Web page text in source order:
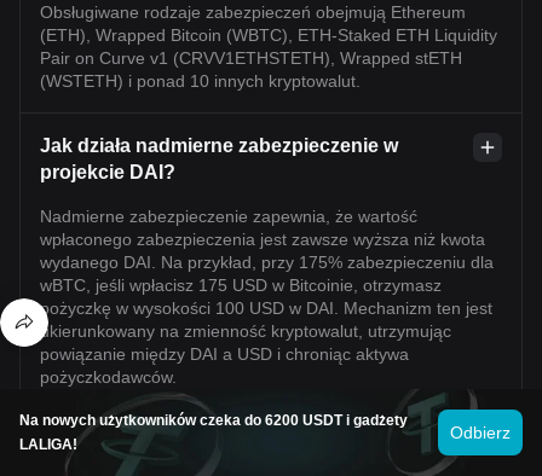
Obsługiwane rodzaje zabezpieczeń obejmują Ethereum
(ETH), Wrapped Bitcoin (WBTC), ETH-Staked ETH Liquidity
Pair on Curve v1 (CRVV1ETHSTETH), Wrapped stETH
(WSTETH) i ponad 10 innych kryptowalut.
Jak działa nadmierne zabezpieczenie w
projekcie DAI?
Nadmierne zabezpieczenie zapewnia, że wartość
wpłaconego zabezpieczenia jest zawsze wyższa niż kwota
wydanego DAI. Na przykład, przy 175% zabezpieczeniu dla
wBTC, jeśli wpłacisz 175 USD w Bitcoinie, otrzymasz
pożyczkę w wysokości 100 USD w DAI. Mechanizm ten jest
ukierunkowany na zmienność kryptowalut, utrzymując
powiązanie między DAI a USD i chroniąc aktywa
pożyczkodawców.
Czy DAI jest bezpieczną inwestycją?
Na nowych użytkowników czeka do 6200 USDT i gadżety
LALIGA!
Odbierz